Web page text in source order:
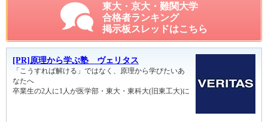
東大・京大・難関大学
合格者ランキング
掲示板スレッドはこちら